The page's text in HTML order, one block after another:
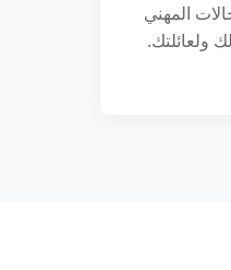
المهني
ولعائلتك.